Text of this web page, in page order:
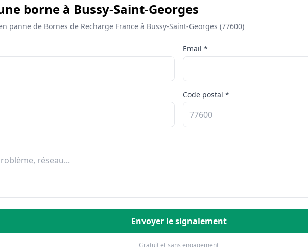
borne à Bussy-Saint-Georges
panne de Bornes de Recharge France à Bussy-Saint-Georges (77600)
Email *
Code postal *
Envoyer le signalement
Gratuit et sans engagement